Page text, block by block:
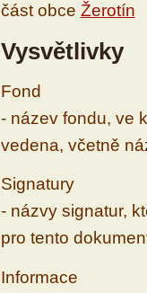
část obce Žerotín
Vysvětlivky
Fond
- název fondu, ve
vedena, včetně
Signatury
- názvy signatur,
pro tento
Informace